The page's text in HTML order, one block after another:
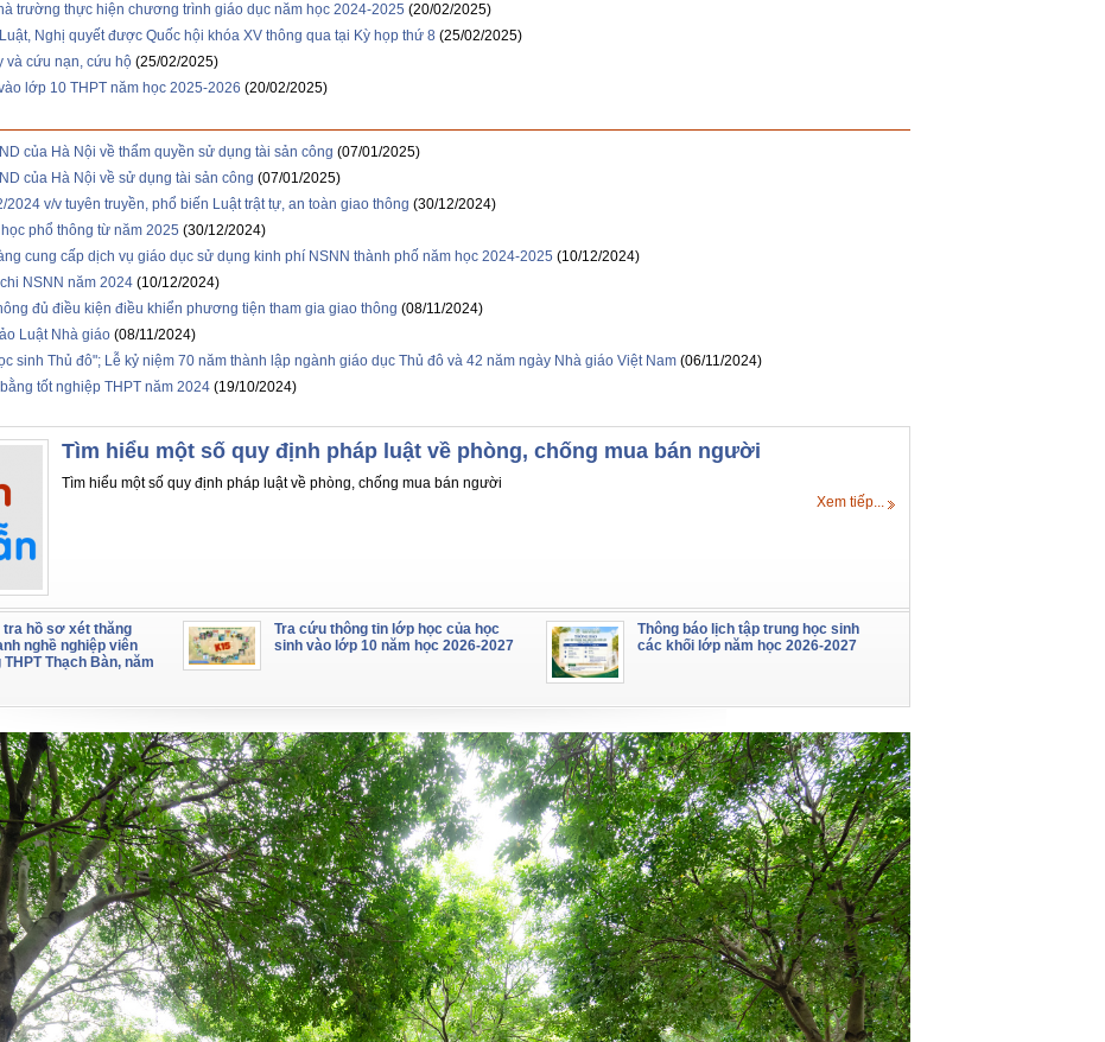
trường thực hiện chương trình giáo dục năm học 2024-2025 (20/02/2025)
Nghị quyết được Quốc hội khóa XV thông qua tại Kỳ họp thứ 8 (25/02/2025)
và cứu nạn, cứu hộ (25/02/2025)
lớp 10 THPT năm học 2025-2026 (20/02/2025)
của Hà Nội về thẩm quyền sử dụng tài sản công (07/01/2025)
của Hà Nội về sử dụng tài sản công (07/01/2025)
v/v tuyên truyền, phổ biến Luật trật tự, an toàn giao thông (30/12/2024)
phổ thông từ năm 2025 (30/12/2024)
cung cấp dịch vụ giáo dục sử dụng kinh phí NSNN thành phố năm học 2024-2025 (10/12/2024)
NSNN năm 2024 (10/12/2024)
đủ điều kiện điều khiển phương tiện tham gia giao thông (08/11/2024)
Luật Nhà giáo (08/11/2024)
sinh Thủ đô"; Lễ kỷ niệm 70 năm thành lập ngành giáo dục Thủ đô và 42 năm ngày Nhà giáo Việt Nam (06/11/2024)
tốt nghiệp THPT năm 2024 (19/10/2024)
Tìm hiểu một số quy định pháp luật về phòng, chống mua bán người
Tìm hiểu một số quy định pháp luật về phòng, chống mua bán người
Xem tiếp...
tra hồ sơ xét thăng
nghề nghiệp viên
Thạch Bàn, năm
Tra cứu thông tin lớp học của học
sinh vào lớp 10 năm học 2026-2027
Thông báo lịch tập trung học sinh
các khối lớp năm học 2026-2027